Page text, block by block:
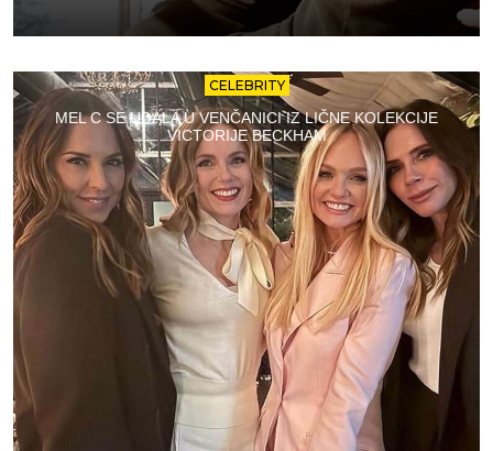
CELEBRITY
MEL C SE UDALA U VENČANICI IZ LIČNE KOLEKCIJE
VICTORIJE BECKHAM